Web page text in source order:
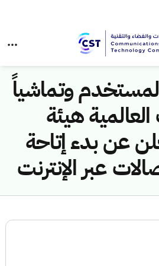
وتماشياً
هيئة
عن بدء إتاحة
عبر الإنترنت